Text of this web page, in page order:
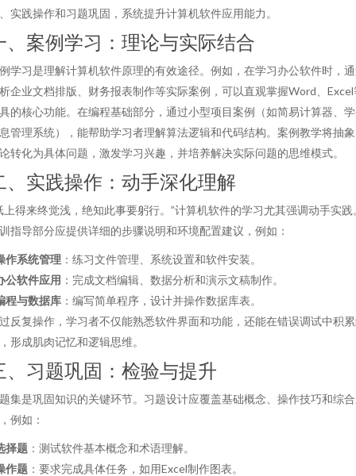
实践操作和习题巩固，系统提升计算机软件应用能力。
、案例学习：理论与实际结合
学习是理解计算机软件原理的有效途径。例如，在学习办公软件时，
企业文档排版、财务报表制作等实际案例，可以直观掌握Word、Excel
的核心功能。在编程基础部分，通过小型项目案例（如简易计算器、
管理系统），能帮助学习者理解算法逻辑和代码结构。案例教学将抽
转化为具体问题，激发学习兴趣，并培养解决实际问题的思维模式。
、实践操作：动手深化理解
上得来终觉浅，绝知此事要躬行。”计算机软件的学习尤其强调动手实践
指导部分应提供详细的步骤说明和环境配置建议，例如：
作系统管理 ：练习文件管理、系统设置和软件安装。
公软件应用 ：完成文档编辑、数据分析和演示文稿制作。
程与数据库 ：编写简单程序，设计并操作数据库表。
反复操作，学习者不仅能熟悉软件界面和功能，还能在错误调试中积
形成肌肉记忆和逻辑思维。
、习题巩固：检验与提升
集是巩固知识的关键环节。习题设计应覆盖基础概念、操作技巧和综
例如：
择题 ：测试软件基本概念和术语理解。
作题 ：要求完成具体任务，如用Excel制作图表。